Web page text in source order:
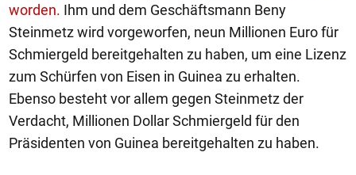
worden. Ihm und dem Geschäftsmann Beny
Steinmetz wird vorgeworfen, neun Millionen Euro für
Schmiergeld bereitgehalten zu haben, um eine Lizenz
zum Schürfen von Eisen in Guinea zu erhalten.
Ebenso besteht vor allem gegen Steinmetz der
Verdacht, Millionen Dollar Schmiergeld für den
Präsidenten von Guinea bereitgehalten zu haben.